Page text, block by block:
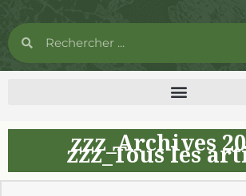
zzz_Archives
zzz_Tous les